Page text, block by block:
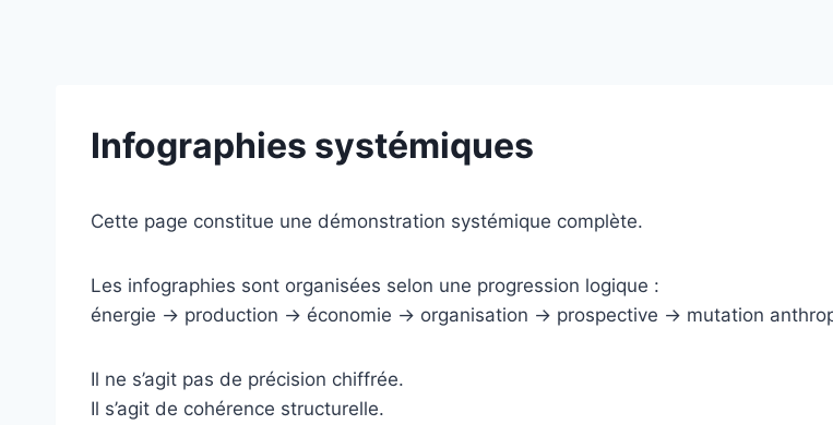
Infographies systémiques
Cette page constitue une démonstration systémique complète.
Les infographies sont organisées selon une progression logique :
énergie → production → économie → organisation → prospective → mutation
Il ne s’agit pas de précision chiffrée.
Il s’agit de cohérence structurelle.